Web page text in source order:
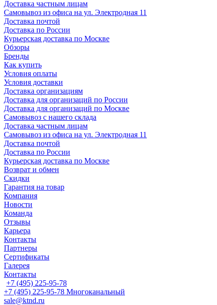
Доставка частным лицам
Самовывоз из офиса на ул. Электродная 11
Доставка почтой
Доставка по России
Курьерская доставка по Москве
Обзоры
Бренды
Как купить
Условия оплаты
Условия доставки
Доставка организациям
Доставка для организаций по России
Доставка для организаций по Москве
Самовывоз с нашего склада
Доставка частным лицам
Самовывоз из офиса на ул. Электродная 11
Доставка почтой
Доставка по России
Курьерская доставка по Москве
Возврат и обмен
Скидки
Гарантия на товар
Компания
Новости
Команда
Отзывы
Карьера
Контакты
Партнеры
Сертификаты
Галерея
Контакты
+7 (495) 225-95-78
+7 (495) 225-95-78 Многоканальный
sale@ktnd.ru